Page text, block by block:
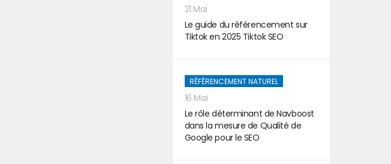
21 Mai
Le guide du référencement sur
Tiktok en 2025 Tiktok SEO
RÉFÉRENCEMENT NATUREL
16 Mai
Le rôle déterminant de Navboost
dans la mesure de Qualité de
Google pour le SEO